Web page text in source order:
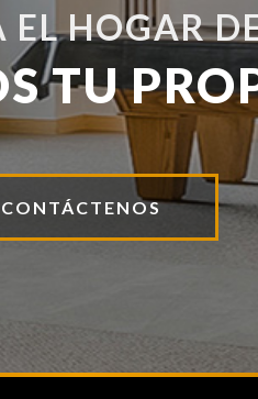
HOGAR
TU
CONTÁCTENOS